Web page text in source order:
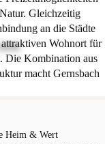
Gleichzeitig
an die Städte
Wohnort für
Die Kombination aus
macht Gernsbach
Heim & Wert